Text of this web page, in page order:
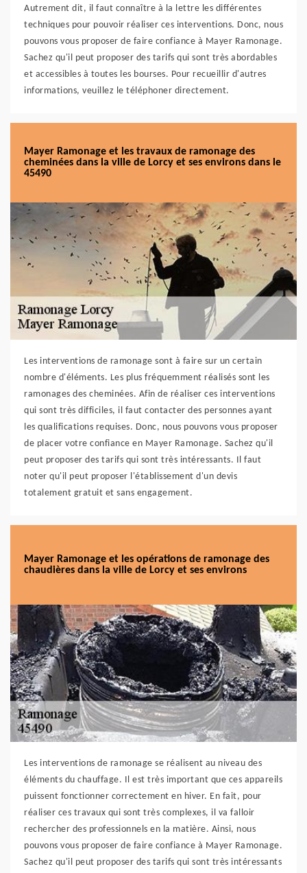
Autrement dit, il faut connaître à la lettre les différentes
techniques pour pouvoir réaliser ces interventions. Donc, nous
pouvons vous proposer de faire confiance à Mayer Ramonage.
Sachez qu'il peut proposer des tarifs qui sont très abordables
et accessibles à toutes les bourses. Pour recueillir d'autres
informations, veuillez le téléphoner directement.
Mayer Ramonage et les travaux de ramonage des
cheminées dans la ville de Lorcy et ses environs dans le
45490
Les interventions de ramonage sont à faire sur un certain
nombre d'éléments. Les plus fréquemment réalisés sont les
ramonages des cheminées. Afin de réaliser ces interventions
qui sont très difficiles, il faut contacter des personnes ayant
les qualifications requises. Donc, nous pouvons vous proposer
de placer votre confiance en Mayer Ramonage. Sachez qu'il
peut proposer des tarifs qui sont très intéressants. Il faut
noter qu'il peut proposer l'établissement d'un devis
totalement gratuit et sans engagement.
Mayer Ramonage et les opérations de ramonage des
chaudières dans la ville de Lorcy et ses environs
Les interventions de ramonage se réalisent au niveau des
éléments du chauffage. Il est très important que ces appareils
puissent fonctionner correctement en hiver. En fait, pour
réaliser ces travaux qui sont très complexes, il va falloir
rechercher des professionnels en la matière. Ainsi, nous
pouvons vous proposer de faire confiance à Mayer Ramonage.
Sachez qu'il peut proposer des tarifs qui sont très intéressants